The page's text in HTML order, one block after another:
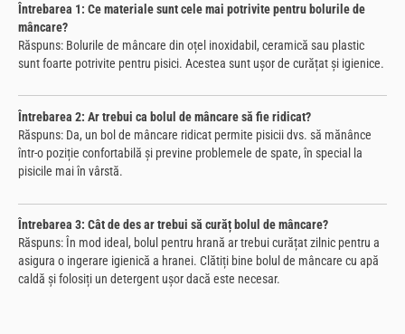
Întrebarea 1: Ce materiale sunt cele mai potrivite pentru bolurile de
mâncare?
Răspuns: Bolurile de mâncare din oțel inoxidabil, ceramică sau plastic
sunt foarte potrivite pentru pisici. Acestea sunt ușor de curățat și igienice.
Întrebarea 2: Ar trebui ca bolul de mâncare să fie ridicat?
Răspuns: Da, un bol de mâncare ridicat permite pisicii dvs. să mănânce
într-o poziție confortabilă și previne problemele de spate, în special la
pisicile mai în vârstă.
Întrebarea 3: Cât de des ar trebui să curăț bolul de mâncare?
Răspuns: În mod ideal, bolul pentru hrană ar trebui curățat zilnic pentru a
asigura o ingerare igienică a hranei. Clătiți bine bolul de mâncare cu apă
caldă și folosiți un detergent ușor dacă este necesar.